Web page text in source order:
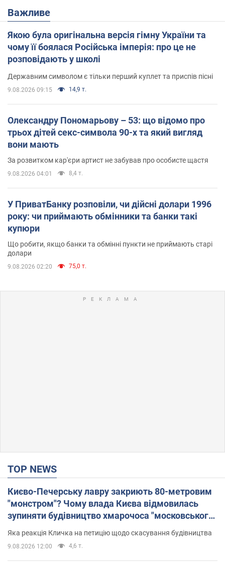
Важливе
Якою була оригінальна версія гімну України та
чому її боялася Російська імперія: про це не
розповідають у школі
Державним символом є тільки перший куплет та приспів пісні
9.08.2026 09:15 14,9 т.
Олександру Пономарьову – 53: що відомо про
трьох дітей секс-символа 90-х та який вигляд
вони мають
За розвитком кар'єри артист не забував про особисте щастя
9.08.2026 04:01 8,4 т.
У ПриватБанку розповіли, чи дійсні долари 1996
року: чи приймають обмінники та банки такі
купюри
Що робити, якщо банки та обмінні пункти не приймають старі
долари
9.08.2026 02:20 75,0 т.
TOP NEWS
Києво-Печерську лавру закриють 80-метровим
"монстром"? Чому влада Києва відмовилась
зупиняти будівництво хмарочоса "московського
вірянина"
Яка реакція Кличка на петицію щодо скасування будівництва
9.08.2026 12:00 4,6 т.